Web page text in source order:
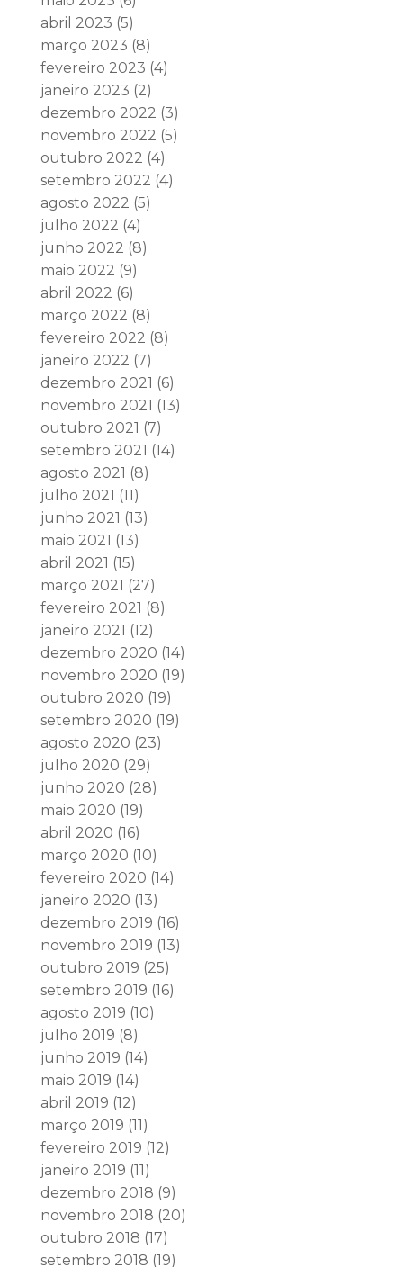
abril 2023 (5)
março 2023 (8)
fevereiro 2023 (4)
janeiro 2023 (2)
dezembro 2022 (3)
novembro 2022 (5)
outubro 2022 (4)
setembro 2022 (4)
agosto 2022 (5)
julho 2022 (4)
junho 2022 (8)
maio 2022 (9)
abril 2022 (6)
março 2022 (8)
fevereiro 2022 (8)
janeiro 2022 (7)
dezembro 2021 (6)
novembro 2021 (13)
outubro 2021 (7)
setembro 2021 (14)
agosto 2021 (8)
julho 2021 (11)
junho 2021 (13)
maio 2021 (13)
abril 2021 (15)
março 2021 (27)
fevereiro 2021 (8)
janeiro 2021 (12)
dezembro 2020 (14)
novembro 2020 (19)
outubro 2020 (19)
setembro 2020 (19)
agosto 2020 (23)
julho 2020 (29)
junho 2020 (28)
maio 2020 (19)
abril 2020 (16)
março 2020 (10)
fevereiro 2020 (14)
janeiro 2020 (13)
dezembro 2019 (16)
novembro 2019 (13)
outubro 2019 (25)
setembro 2019 (16)
agosto 2019 (10)
julho 2019 (8)
junho 2019 (14)
maio 2019 (14)
abril 2019 (12)
março 2019 (11)
fevereiro 2019 (12)
janeiro 2019 (11)
dezembro 2018 (9)
novembro 2018 (20)
outubro 2018 (17)
setembro 2018 (19)